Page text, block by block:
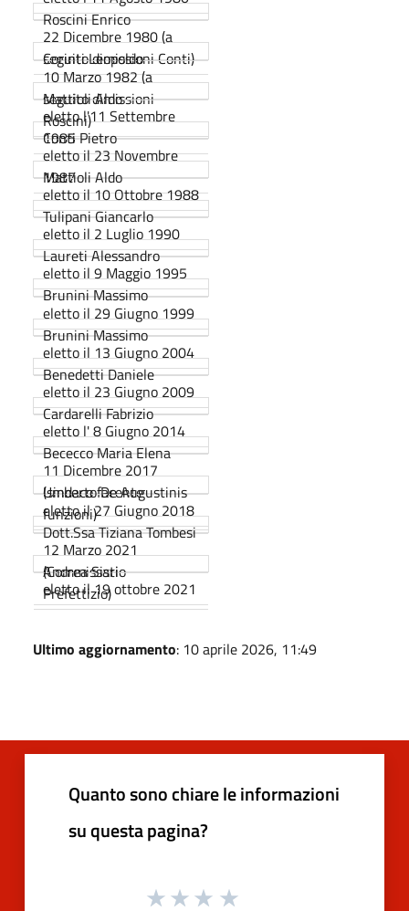
Roscini Enrico
22 Dicembre 1980 (a
seguito dimissioni Conti)
Corinti Leopoldo
10 Marzo 1982 (a
seguito dimissioni
Roscini)
Mattioli Aldo
eletto l'11 Settembre
1985
Conti Pietro
eletto il 23 Novembre
1987
Mattioli Aldo
eletto il 10 Ottobre 1988
Tulipani Giancarlo
eletto il 2 Luglio 1990
Laureti Alessandro
eletto il 9 Maggio 1995
Brunini Massimo
eletto il 29 Giugno 1999
Brunini Massimo
eletto il 13 Giugno 2004
Benedetti Daniele
eletto il 23 Giugno 2009
Cardarelli Fabrizio
eletto l' 8 Giugno 2014
Bececco Maria Elena
11 Dicembre 2017
(sindaco facente
funzioni)
Umberto De Augustinis
eletto il 27 Giugno 2018
Dott.Ssa Tiziana Tombesi
12 Marzo 2021
(Commissario
Prefettizio)
Andrea Sisti
eletto il 19 ottobre 2021
Ultimo aggiornamento: 10 aprile 2026, 11:49
Quanto sono chiare le informazioni
su questa pagina?